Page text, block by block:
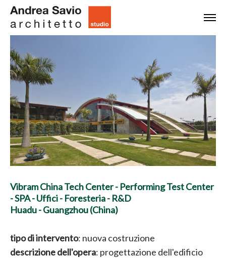
Vibram China Tech Center - Performing Test Center
- SPA - Uffici - Foresteria - R&D
Huadu - Guangzhou (China)
tipo di intervento: nuova costruzione
descrizione dell'opera: progettazione dell'edificio